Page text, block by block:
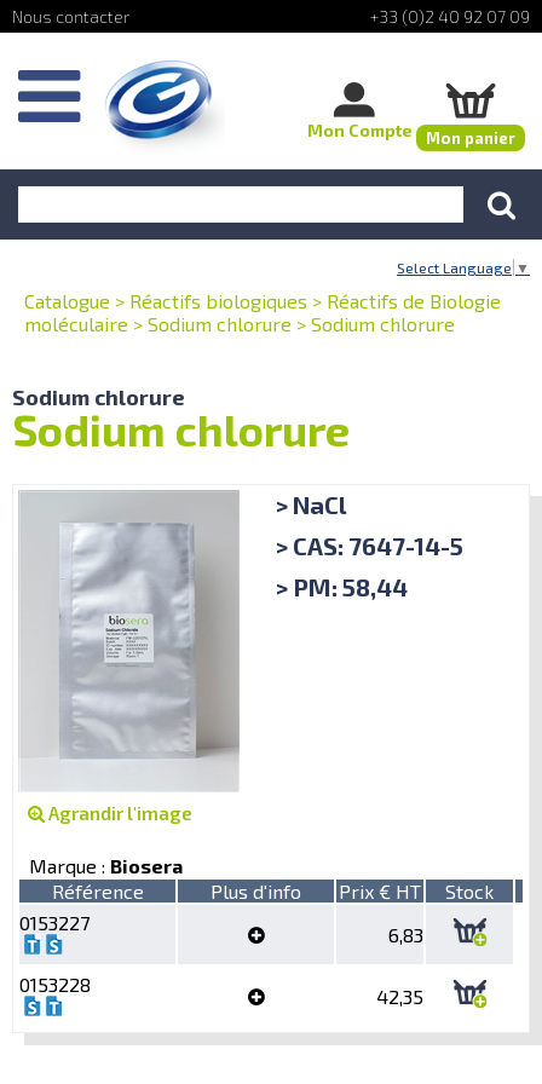
+33 (0)2 40 92 07 09
Mon Compte Mon panier
Select Language ▼
Catalogue > Réactifs biologiques > Réactifs de Biologie
moléculaire > Sodium chlorure > Sodium chlorure
Sodium chlorure
Sodium chlorure
Agrandir l'image
> NaCl
> CAS: 7647-14-5
> PM: 58,44
Marque : Biosera
Référence
Plus d'info Prix € HT
Stock
0153227
6,83
0153228
42,35